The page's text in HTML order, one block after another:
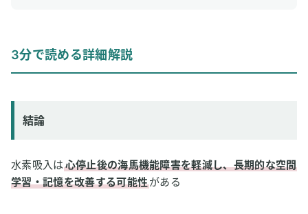
3分で読める詳細解説
結論
水素吸入は心停止後の海馬機能障害を軽減し、長期的な空間
学習・記憶を改善する可能性がある